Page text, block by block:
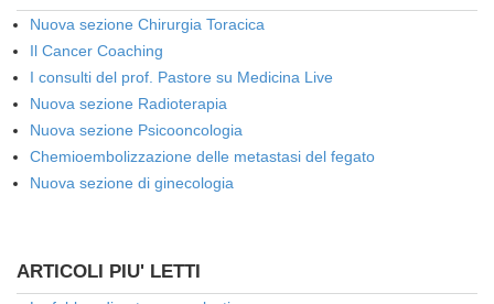
Nuova sezione Chirurgia Toracica
Il Cancer Coaching
I consulti del prof. Pastore su Medicina Live
Nuova sezione Radioterapia
Nuova sezione Psicooncologia
Chemioembolizzazione delle metastasi del fegato
Nuova sezione di ginecologia
ARTICOLI PIU' LETTI